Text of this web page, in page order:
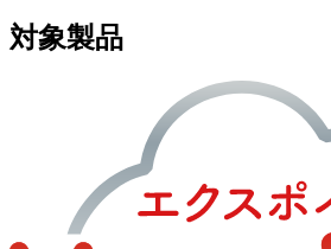
対象製品